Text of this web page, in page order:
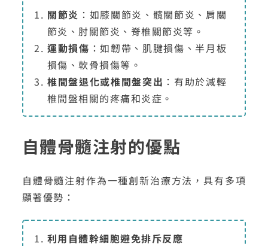
關節炎 ：如膝關節炎、髖關節炎、肩關
節炎、肘關節炎、脊椎關節炎等。
運動損傷 ：如韌帶、肌腱損傷、半月板
損傷、軟骨損傷等。
椎間盤退化或椎間盤突出 ：有助於減輕
椎間盤相關的疼痛和炎症。
自體骨髓注射的優點
自體骨髓注射作為一種創新治療方法，具有多項
顯著優勢：
利用自體幹細胞避免排斥反應